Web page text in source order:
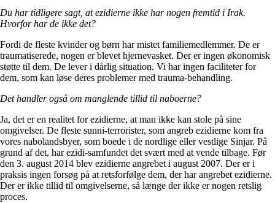
Du har tidligere sagt, at ezidierne ikke har nogen fremtid i Irak.
Hvorfor har de ikke det?
Fordi de fleste kvinder og børn har mistet familiemedlemmer. De er
traumatiserede, nogen er blevet hjernevasket. Der er ingen økonomisk
støtte til dem. De lever i dårlig situation. Vi har ingen faciliteter for
dem, som kan løse deres problemer med trauma-behandling.
Det handler også om manglende tillid til naboerne?
Ja, det er en realitet for ezidierne, at man ikke kan stole på sine
omgivelser. De fleste sunni-terrorister, som angreb ezidierne kom fra
vores nabolandsbyer, som boede i de nordlige eller vestlige Sinjar. På
grund af det, har ezidi-samfundet det svært med at vende tilbage. Før
den 3. august 2014 blev ezidierne angrebet i august 2007. Der er i
praksis ingen forsøg på at retsforfølge dem, der har angrebet ezidierne.
Der er ikke tillid til omgivelserne, så længe der ikke er nogen retslig
proces.